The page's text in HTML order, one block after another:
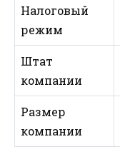
Налоговый
режим
Штат
компании
Размер
компании